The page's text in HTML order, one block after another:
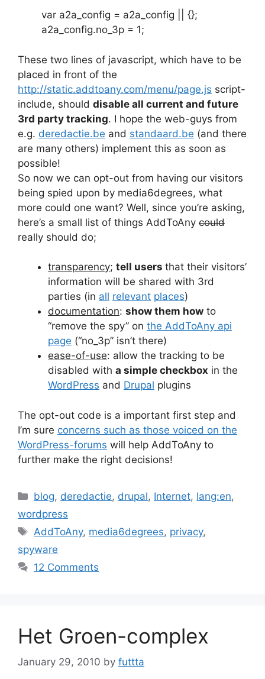
var a2a_config = a2a_config || {};
a2a_config.no_3p = 1;
These two lines of javascript, which have to be
placed in front of the
http://static.addtoany.com/menu/page.js script-
include, should disable all current and future
3rd party tracking. I hope the web-guys from
e.g. deredactie.be and standaard.be (and there
are many others) implement this as soon as
possible!
So now we can opt-out from having our visitors
being spied upon by media6degrees, what
more could one want? Well, since you’re asking,
here’s a small list of things AddToAny could
really should do;
transparency; tell users that their visitors’
information will be shared with 3rd
parties (in all relevant places)
documentation: show them how to
“remove the spy” on the AddToAny api
page (“no_3p” isn’t there)
ease-of-use: allow the tracking to be
disabled with a simple checkbox in the
WordPress and Drupal plugins
The opt-out code is a important first step and
I’m sure concerns such as those voiced on the
WordPress-forums will help AddToAny to
further make the right decisions!
Categories
blog, deredactie, drupal, Internet, lang:en,
wordpress
Tags
AddToAny, media6degrees, privacy,
spyware
12 Comments
Het Groen-complex
January 29, 2010 by futtta